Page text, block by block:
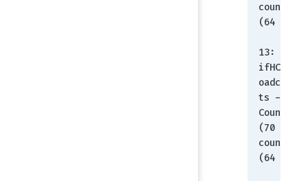
counter
(64 bit))
13:
ifHCOutBr
oadcastPk
ts -
Counter64
(70 -
counter
(64 bit))